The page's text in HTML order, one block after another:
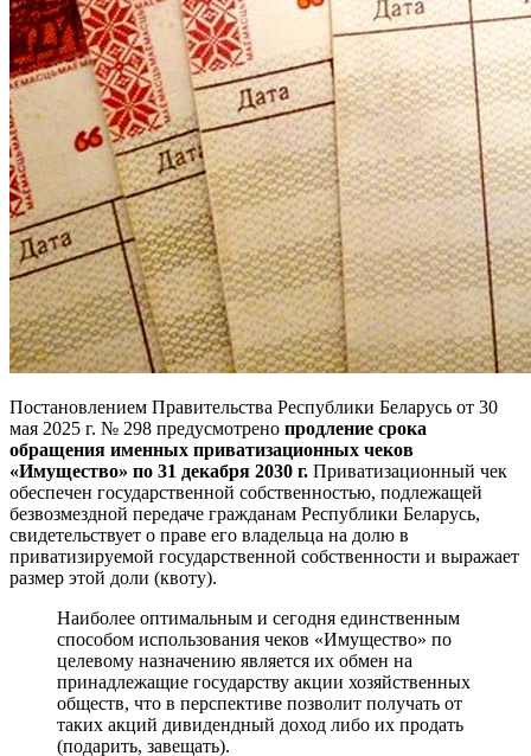
Постановлением Правительства Республики Беларусь от 30
мая 2025 г. № 298 предусмотрено продление срока
обращения именных приватизационных чеков
«Имущество» по 31 декабря 2030 г. Приватизационный чек
обеспечен государственной собственностью, подлежащей
безвозмездной передаче гражданам Республики Беларусь,
свидетельствует о праве его владельца на долю в
приватизируемой государственной собственности и выражает
размер этой доли (квоту).
Наиболее оптимальным и сегодня единственным
способом использования чеков «Имущество» по
целевому назначению является их обмен на
принадлежащие государству акции хозяйственных
обществ, что в перспективе позволит получать от
таких акций дивидендный доход либо их продать
(подарить, завещать).